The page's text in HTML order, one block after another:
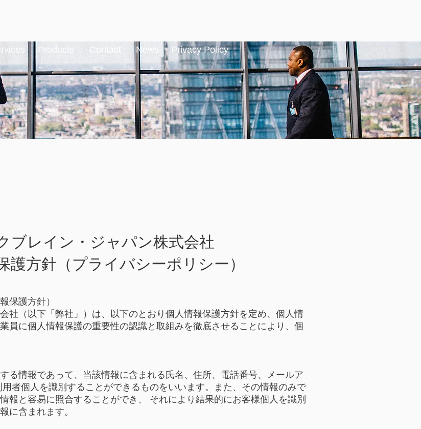
ブレイン・ジャパン株式会社
護方針（プライバシーポリシー）
保護方針）
社（以下「弊社」）は、以下のとおり個人情報保護方針を定め、個人情
員に個人情報保護の重要性の認識と取組みを徹底させることにより、個
る情報であって、当該情報に含まれる氏名、住所、電話番号、メールア
者個人を識別することができるものをいいます。また、その情報のみで
報と容易に照合することができ、 それにより結果的にお客様個人を識別
に含まれます。
Products Contact News Privacy Policy